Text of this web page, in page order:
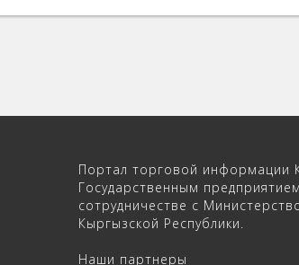
Портал торговой информации
Государственным
сотрудничестве с
Кыргызской Республики.
Наши партнеры